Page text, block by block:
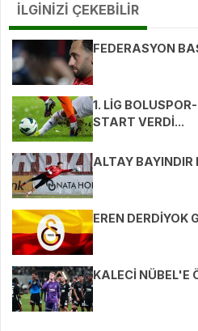
İLGİNİZİ ÇEKEBİLİR
FEDERASYON
1. LİG
START VERDİ...
ALTAY BAYINDIR
EREN DERDİYOK
KALECİ NÜBEL'E